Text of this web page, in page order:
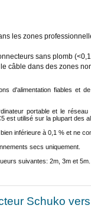
les zones
sans plomb
câble dans des zones
d'alimentation fiables et
portable et le
utilisé sur la plupart des
inférieure à 0,1 % et ne
secs uniquement.
suivantes: 2m, 3m et 5m.
Schuko